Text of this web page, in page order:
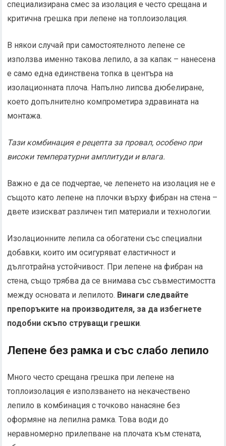
специализирана смес за изолация е често срещана и
критична грешка при лепене на топлоизолация.
В някои случай при самостоятелното лепене се
използва именно такова лепило, а за капак – нанесена
е само една единствена топка в центъра на
изолационната плоча. Напълно липсва дюбелиране,
което допълнително компрометира здравината на
монтажа.
Тази комбинация е рецепта за провал, особено при
високи температурни амплитуди и влага.
Важно е да се подчертае, че лепенето на изолация не е
същото като лепене на плочки върху фибран на стена –
двете изискват различен тип материали и технологии.
Изолационните лепила са обогатени със специални
добавки, които им осигуряват еластичност и
дълготрайна устойчивост. При лепене на фибран на
стена, също трябва да се внимава със съвместимостта
между основата и лепилото. Винаги следвайте
препоръките на производителя, за да избегнете
подобни скъпо струващи грешки.
Лепене без рамка и със слабо лепило
Много често срещана грешка при лепене на
топлоизолация е използването на некачествено
лепило в комбинация с точково нанасяне без
оформяне на лепилна рамка. Това води до
неравномерно прилепване на плочата към стената,